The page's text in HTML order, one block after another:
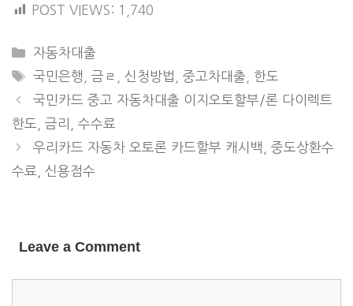
POST VIEWS: 1,740
CATEGORIES
자동차대출
TAGS
국민은행 ,금ㄹ ,신청방법 ,중고차대출
한도
국민카드 중고 자동차대출 이지오토할부/론 다이렉트
한도, 금리, 수수료
우리카드 자동차 오토론 카드할부 캐시백, 중도상환수
수료, 신용점수
Leave a Comment